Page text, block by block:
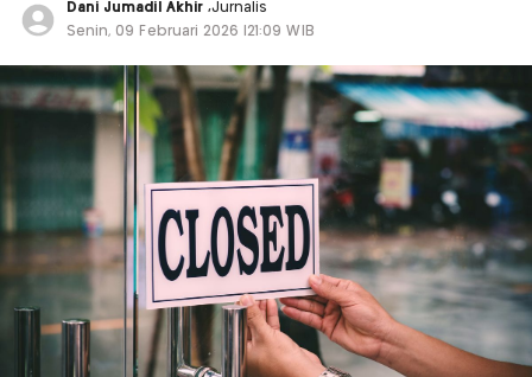
Dani Jumadil Akhir ,Jurnalis
Senin, 09 Februari 2026 |21:09 WIB